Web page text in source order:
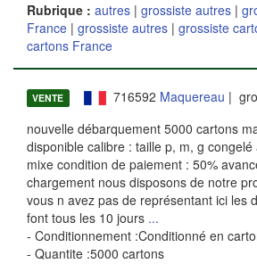
Rubrique : autres | grossiste autres |
France | grossiste autres | grossiste
cartons France
VENTE 716592 Maquereau |
nouvelle débarquement 5000 cartons
disponible calibre : taille p, m, g
mixe condition de paiement : 50%
chargement nous disposons de notre
vous n avez pas de représentant ici les
font tous les 10 jours ...
- Conditionnement :Conditionné en
- Quantite :5000 cartons